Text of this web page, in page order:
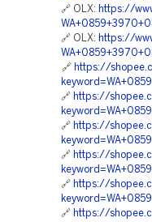
🔗 OLX: https://
🔗 OLX: https://
🔗 https://
🔗 https://
🔗 https://
🔗 https://
🔗 https://
🔗 https://